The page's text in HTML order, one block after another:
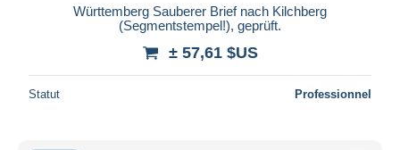
Württemberg Sauberer Brief nach Kilchberg
(Segmentstempel!), geprüft.
± 57,61 $US
Statut Professionnel